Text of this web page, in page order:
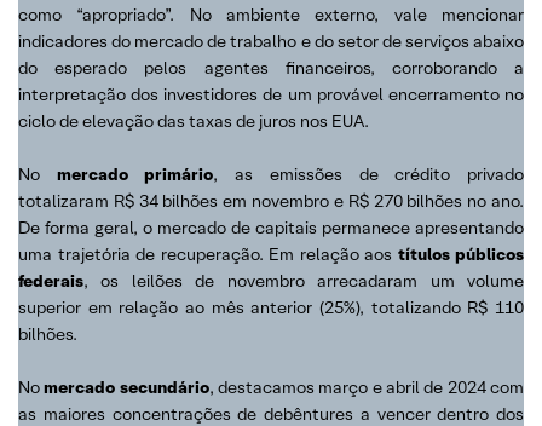
como “apropriado”. No ambiente externo, vale mencionar
indicadores do mercado de trabalho e do setor de serviços abaixo
do esperado pelos agentes financeiros, corroborando a
interpretação dos investidores de um provável encerramento no
ciclo de elevação das taxas de juros nos EUA.
No mercado primário, as emissões de crédito privado
totalizaram R$ 34 bilhões em novembro e R$ 270 bilhões no ano.
De forma geral, o mercado de capitais permanece apresentando
uma trajetória de recuperação. Em relação aos títulos públicos
federais, os leilões de novembro arrecadaram um volume
superior em relação ao mês anterior (25%), totalizando R$ 110
bilhões.
Nomercado secundário, destacamos março e abril de 2024 com
as maiores concentrações de debêntures a vencer dentro dos